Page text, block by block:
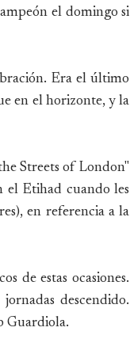
el domingo si
Era el último
en el horizonte, y la
Streets of London"
el Etihad cuando les
en referencia a la
de estas ocasiones.
descendido.
Guardiola.